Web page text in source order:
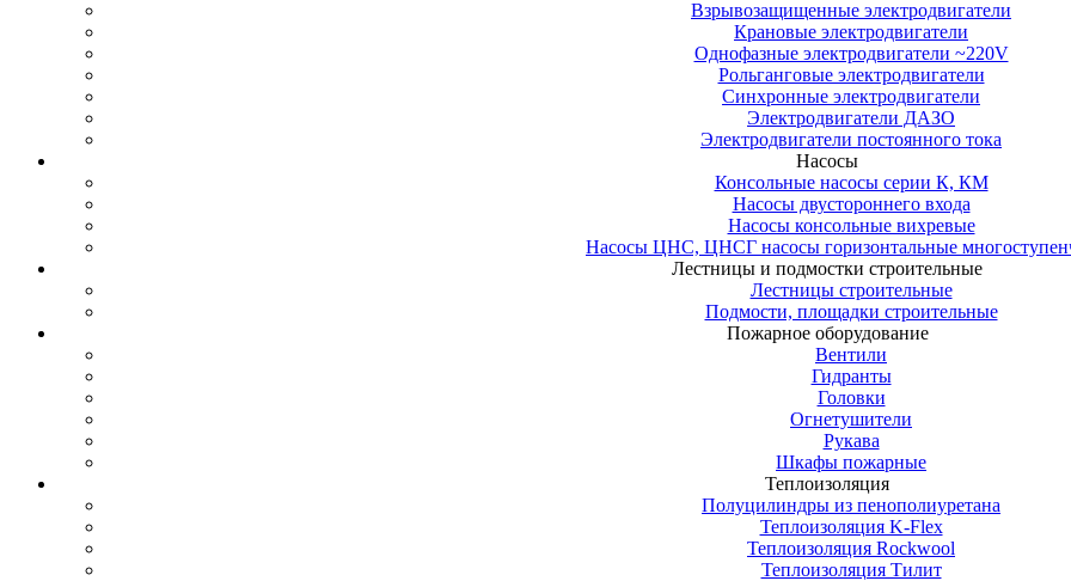
Взрывозащищенные электродвигатели
Крановые электродвигатели
Однофазные электродвигатели ~220V
Рольганговые электродвигатели
Синхронные электродвигатели
Электродвигатели ДАЗО
Электродвигатели постоянного тока
Насосы
Консольные насосы серии К, КМ
Насосы двустороннего входа
Насосы консольные вихревые
Насосы ЦНС, ЦНСГ насосы горизонтальные
Лестницы и подмостки строительные
Лестницы строительные
Подмости, площадки строительные
Пожарное оборудование
Вентили
Гидранты
Головки
Огнетушители
Рукава
Шкафы пожарные
Теплоизоляция
Полуцилиндры из пенополиуретана
Теплоизоляция K-Flex
Теплоизоляция Rockwool
Теплоизоляция Тилит